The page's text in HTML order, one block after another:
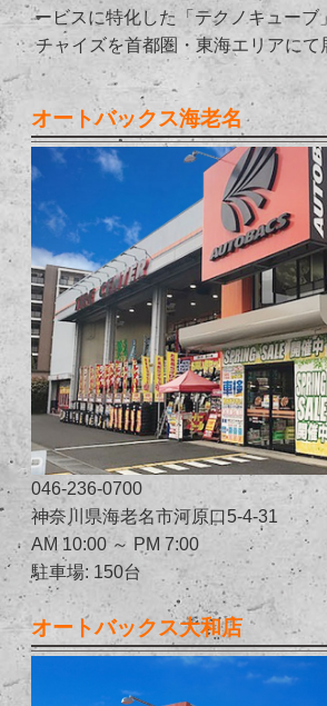
ービスに特化した「テクノキューブ
チャイズを首都圏・東海エリアにて
オートバックス海老名
046-236-0700
神奈川県海老名市河原口5-4-31
AM 10:00 ～ PM 7:00
駐車場: 150台
オートバックス大和店